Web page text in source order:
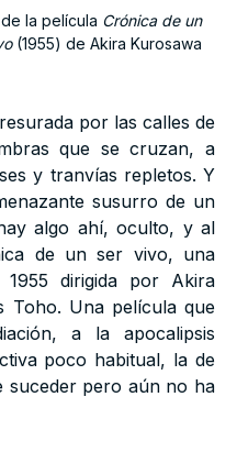
la película Crónica de un
(1955) de Akira Kurosawa
por las calles de
que se cruzan, a
y tranvías repletos. Y
susurro de un
algo ahí, oculto, y al
de un ser vivo, una
dirigida por Akira
Toho. Una película que
a la apocalipsis
poco habitual, la de
suceder pero aún no ha